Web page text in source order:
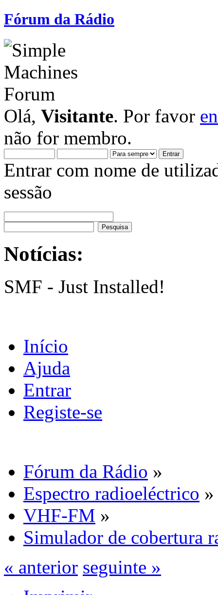
Fórum da Rádio
Olá, Visitante. Por favor
não for membro.
Entrar com nome de
sessão
Notícias:
SMF - Just Installed!
Início
Ajuda
Entrar
Registe-se
Fórum da Rádio »
Espectro radioeléctrico »
VHF-FM »
Simulador de cobertura
« anterior seguinte »